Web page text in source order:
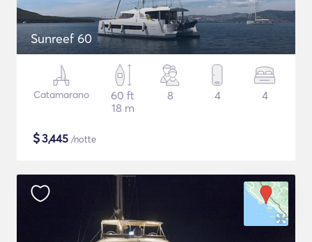
Sunreef 60
Catamarano
60 ft
18 m
8 4 4
$3,445 /notte